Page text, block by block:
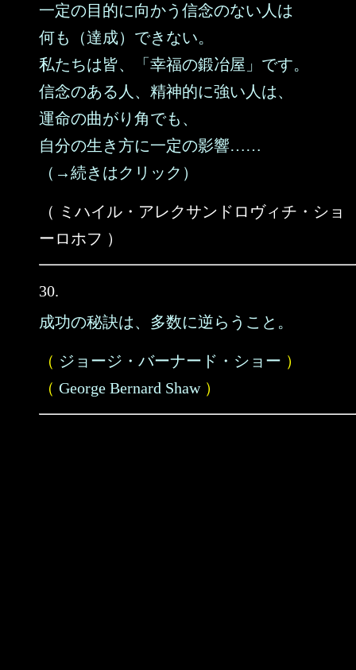
一定の目的に向かう信念のない人は
何も（達成）できない。
私たちは皆、「幸福の鍛冶屋」です。
信念のある人、精神的に強い人は、
運命の曲がり角でも、
自分の生き方に一定の影響……
（→続きはクリック）
（ ミハイル・アレクサンドロヴィチ・ショ
ーロホフ ）
30.
成功の秘訣は、多数に逆らうこと。
（ ジョージ・バーナード・ショー ）
（ George Bernard Shaw）